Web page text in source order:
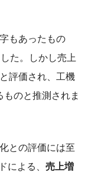
もあったもの
た。しかし売上
評価され、工機
のと推測されま
との評価には至
による、 売上増